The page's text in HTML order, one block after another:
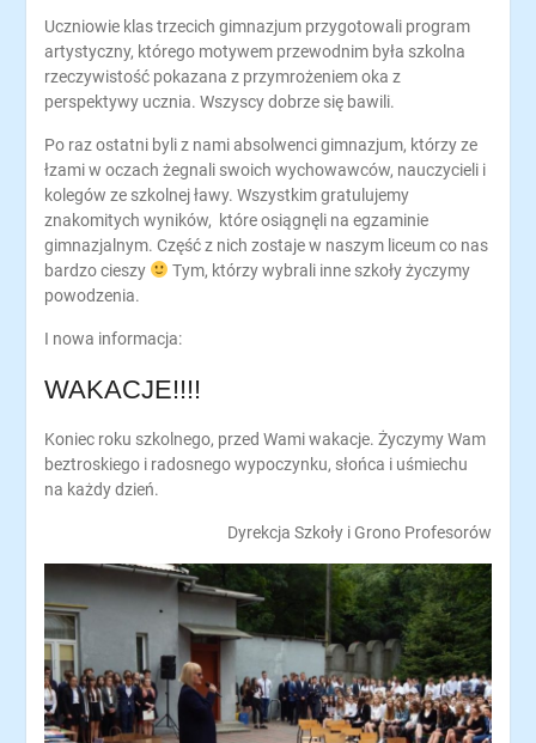
Uczniowie klas trzecich gimnazjum przygotowali program
artystyczny, którego motywem przewodnim była szkolna
rzeczywistość pokazana z przymrożeniem oka z
perspektywy ucznia. Wszyscy dobrze się bawili.
Po raz ostatni byli z nami absolwenci gimnazjum, którzy ze
łzami w oczach żegnali swoich wychowawców, nauczycieli i
kolegów ze szkolnej ławy. Wszystkim gratulujemy
znakomitych wyników, które osiągnęli na egzaminie
gimnazjalnym. Część z nich zostaje w naszym liceum co nas
bardzo cieszy
Tym, którzy wybrali inne szkoły życzymy
powodzenia.
I nowa informacja:
WAKACJE!!!!
Koniec roku szkolnego, przed Wami wakacje. Życzymy Wam
beztroskiego i radosnego wypoczynku, słońca i uśmiechu
na każdy dzień.
Dyrekcja Szkoły i Grono Profesorów